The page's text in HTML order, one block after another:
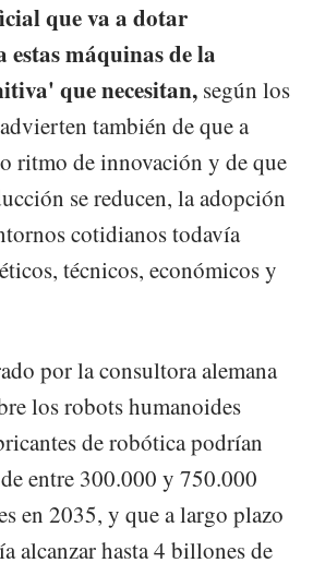
que va a dotar
máquinas de la
que necesitan, según los
también de que a
ritmo de innovación y de que
se reducen, la adopción
cotidianos todavía
técnicos, económicos y
por la consultora alemana
los robots humanoides
de robótica podrían
entre 300.000 y 750.000
en 2035, y que a largo plazo
alcanzar hasta 4 billones de